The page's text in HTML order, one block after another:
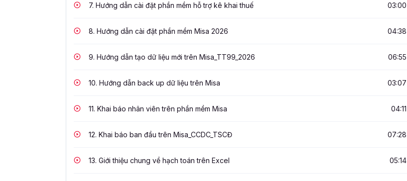
7. Hướng dẫn cài đặt phần mềm hỗ trợ kê khai thuế 03:00
8. Hướng dẫn cài đặt phần mềm Misa 2026 04:38
9. Hướng dẫn tạo dữ liệu mới trên Misa_TT99_2026 06:55
10. Hướng dẫn back up dữ liệu trên Misa 03:07
11. Khai báo nhân viên trên phần mềm Misa 04:11
12. Khai báo ban đầu trên Misa_CCDC_TSCĐ 07:28
13. Giới thiệu chung về hạch toán trên Excel 05:14